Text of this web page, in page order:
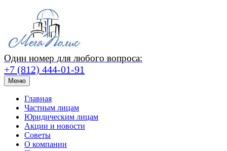
Один номер для любого вопроса:
+7 (812) 444-01-91
Меню
Главная
Частным лицам
Юридическим лицам
Акции и новости
Советы
О компании